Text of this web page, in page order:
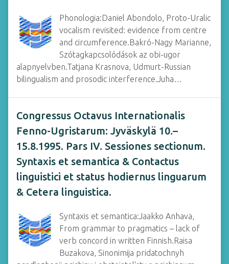
Phonologia:Daniel Abondolo, Proto-Uralic
vocalism revisited: evidence from centre
and circumference.Bakró-Nagy Marianne,
Szótagkapcsolódások az obi-ugor
alapnyelvben.Tatjana Krasnova, Udmurt-Russian
bilingualism and prosodic interference.Juha…
Congressus Octavus Internationalis
Fenno-Ugristarum: Jyväskylä 10.–
15.8.1995. Pars IV. Sessiones sectionum.
Syntaxis et semantica & Contactus
linguistici et status hodiernus linguarum
& Cetera linguistica.
Syntaxis et semantica:Jaakko Anhava,
From grammar to pragmatics – lack of
verb concord in written Finnish.Raisa
Buzakova, Sinonimija pridatochnyh